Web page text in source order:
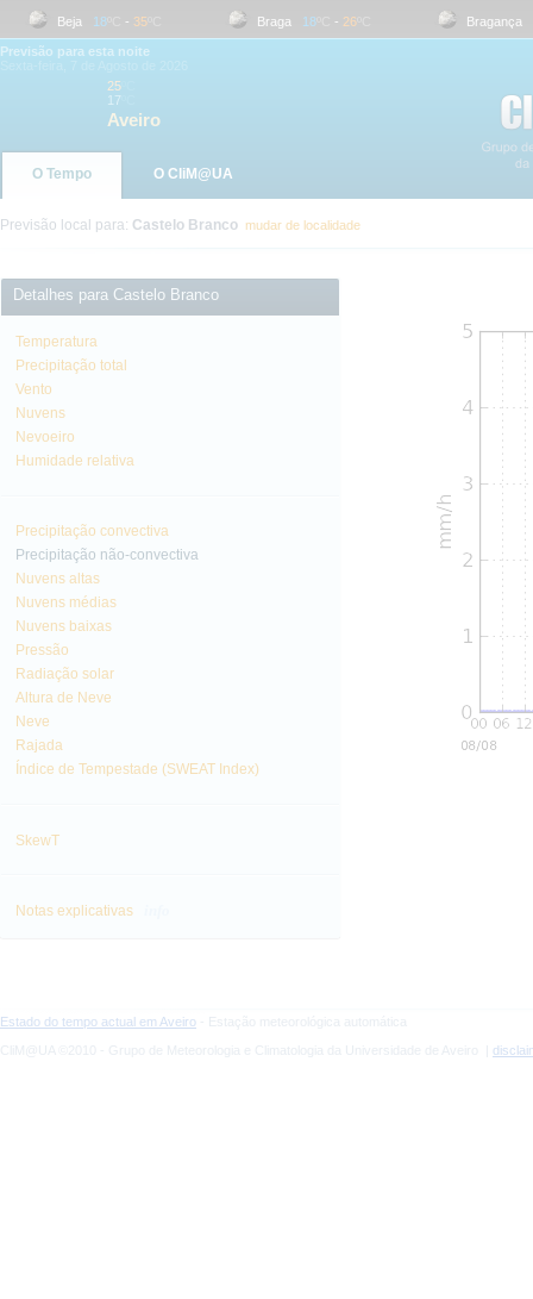
Beja 18 ºC- 35 ºC Braga 18 ºC- 26 ºC Bragança 17
Previsão para esta noite
25
17
Aveiro
O Tempo O CliM@UA
Previsão local para: Castelo Branco mudar de localidade
Detalhes para Castelo Branco
Temperatura
Precipitação total
Vento
Nuvens
Nevoeiro
Humidade relativa
Precipitação convectiva
Precipitação não-convectiva
Nuvens altas
Nuvens médias
Nuvens baixas
Pressão
Radiação solar
Altura de Neve
Neve
Rajada
Índice de Tempestade (SWEAT Index)
SkewT
Notas explicativas
Estado do tempo actual em Aveiro - Estação meteorológica automática
CliM@UA ©2010 - Grupo de Meteorologia e Climatologia da Universidade de Aveiro |